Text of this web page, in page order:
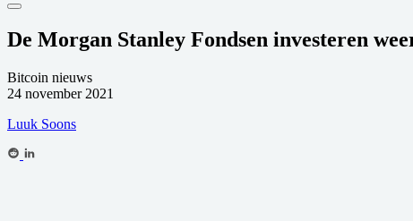
De Morgan Stanley Fondsen investeren
Bitcoin nieuws
24 november 2021
Luuk Soons